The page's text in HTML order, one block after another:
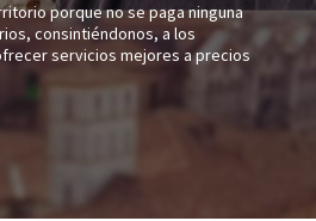
porque no se paga ninguna
consintiéndonos, a los
servicios mejores a precios